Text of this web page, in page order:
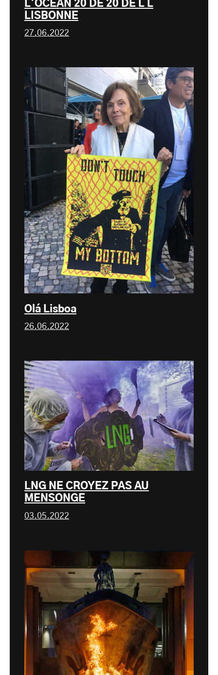
L'OCÉAN 20 DE 20 DE L L
LISBONNE
27.06.2022
Olá Lisboa
26.06.2022
LNG NE CROYEZ PAS AU
MENSONGE
03.05.2022